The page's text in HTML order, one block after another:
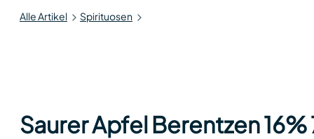
Alle Artikel Spirituosen
Saurer Apfel Berentzen 16%